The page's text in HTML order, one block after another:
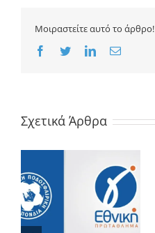
Μοιραστείτε αυτό το άρθρο!
Facebook
TwitterLinkedInEmail
Σχετικά Άρθρα